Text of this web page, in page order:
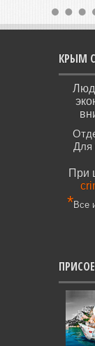
КРЫМ
Для
При
*Все